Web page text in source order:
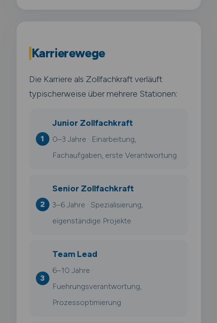
Karrierewege
Die Karriere als Zollfachkraft verläuft
typischerweise über mehrere Stationen:
Junior Zollfachkraft
0–3 Jahre · Einarbeitung,
Fachaufgaben, erste Verantwortung
Senior Zollfachkraft
3–6 Jahre · Spezialisierung,
eigenständige Projekte
Team Lead
6–10 Jahre ·
Fuehrungsverantwortung,
Prozessoptimierung